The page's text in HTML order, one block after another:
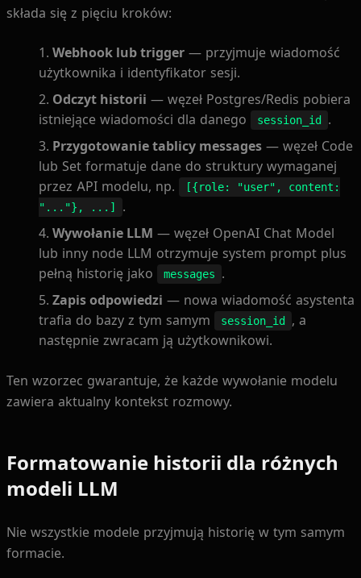
składa się z pięciu kroków:
Webhook lub trigger — przyjmuje wiadomość
użytkownika i identyfikator sesji.
Odczyt historii — węzeł Postgres/Redis pobiera
istniejące wiadomości dla danego
session_id
.
Przygotowanie tablicy messages — węzeł Code
lub Set formatuje dane do struktury wymaganej
przez API modelu, np.
[{role: "user", content:
"..."}, ...]
.
Wywołanie LLM — węzeł OpenAI Chat Model
lub inny node LLM otrzymuje system prompt plus
pełną historię jako
messages
.
Zapis odpowiedzi — nowa wiadomość asystenta
trafia do bazy z tym samym
session_id
, a
następnie zwracam ją użytkownikowi.
Ten wzorzec gwarantuje, że każde wywołanie modelu
zawiera aktualny kontekst rozmowy.
Formatowanie historii dla różnych
modeli LLM
Nie wszystkie modele przyjmują historię w tym samym
formacie.